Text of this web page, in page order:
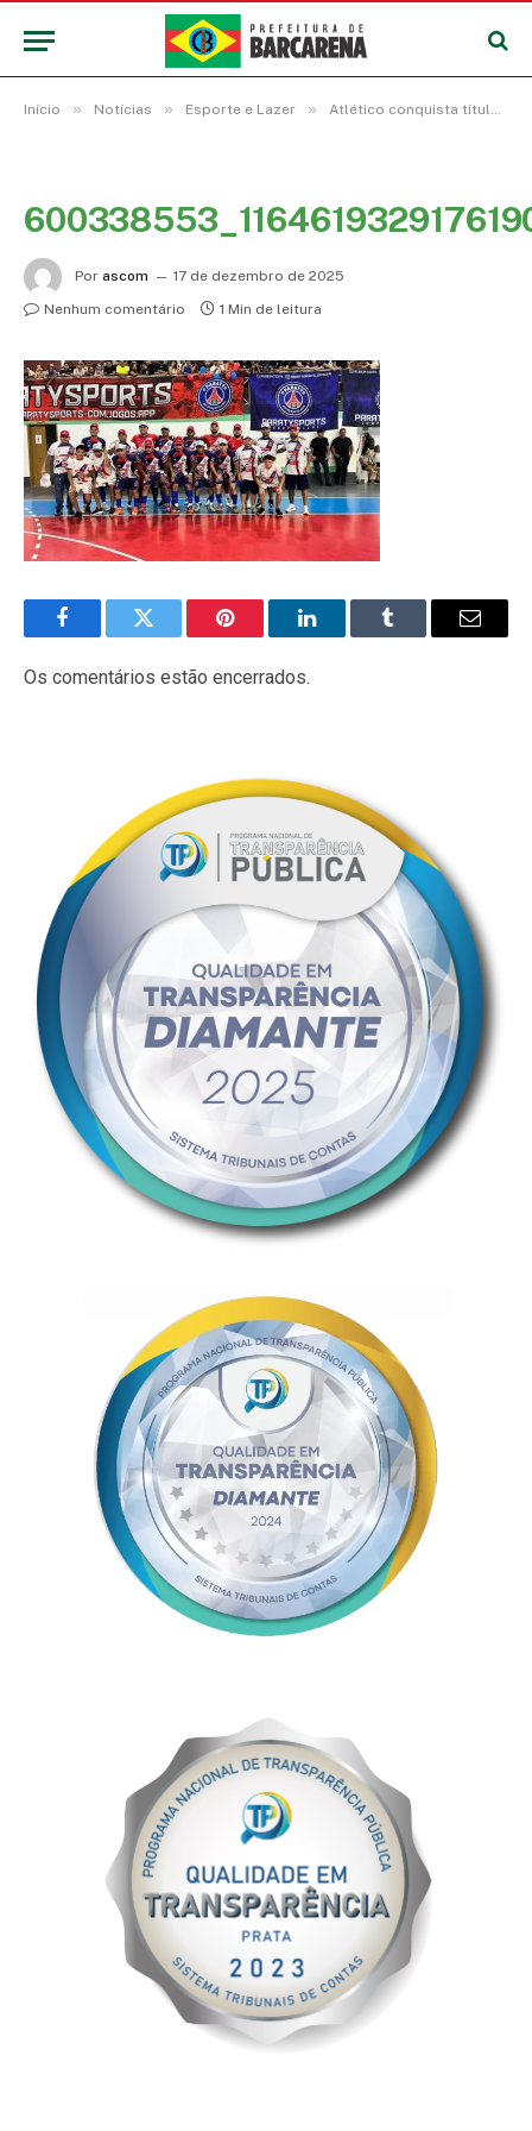
Início » Notícias » Esporte e Lazer » Atlético conquista título municipal de futsal masculino adulto em Barcarena
Por ascom
17 de dezembro de 2025
Nenhum comentário
1 Min de leitura
FacebookTwitter Pinterest LinkedInTumblr
E-
Os comentários estão encerrados.